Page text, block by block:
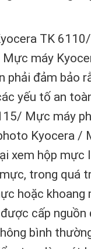
TK
máy
phải đảm bảo
yếu tố an
Mực máy
Kyocera /
xem hộp
trong quá
hoặc
cấp
bình